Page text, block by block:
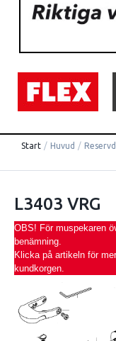
Start / Huvud /
L3403 VRG
OBS! För muspekaren
benämning.
Klicka på artikeln för
kundkorgen.